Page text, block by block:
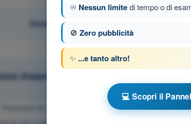
Domanda 382 di 433
d'esame a tempo Quiz Droni A2 -
Prestazioni di volo e pianificazione UAS
♾️ Nessun limitedi tempo o di
🚫 Zero pubblicità
✨ ...e tanto altro!
💻 Scopri il